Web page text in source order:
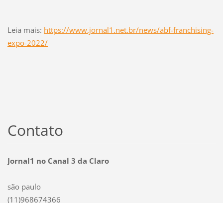
Leia mais: https://www.jornal1.net.br/news/abf-franchising-
expo-2022/
Contato
Jornal1 no Canal 3 da Claro
são paulo
(11)968674366